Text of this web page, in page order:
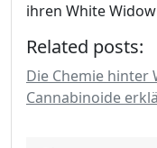
ihren White
Related posts:
Die Chemie hinter
Cannabinoide